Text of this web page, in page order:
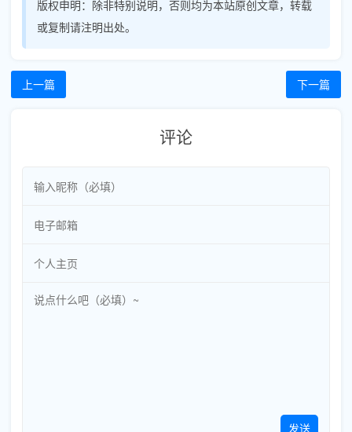
版权申明： 除非特别说明，否则均为本站原创文章，转载
或复制请注明出处。
上一篇 下一篇
评论
发送